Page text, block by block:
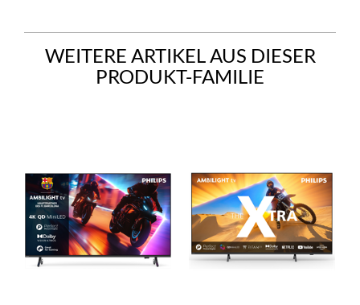
WEITERE ARTIKEL AUS DIESER
PRODUKT-FAMILIE